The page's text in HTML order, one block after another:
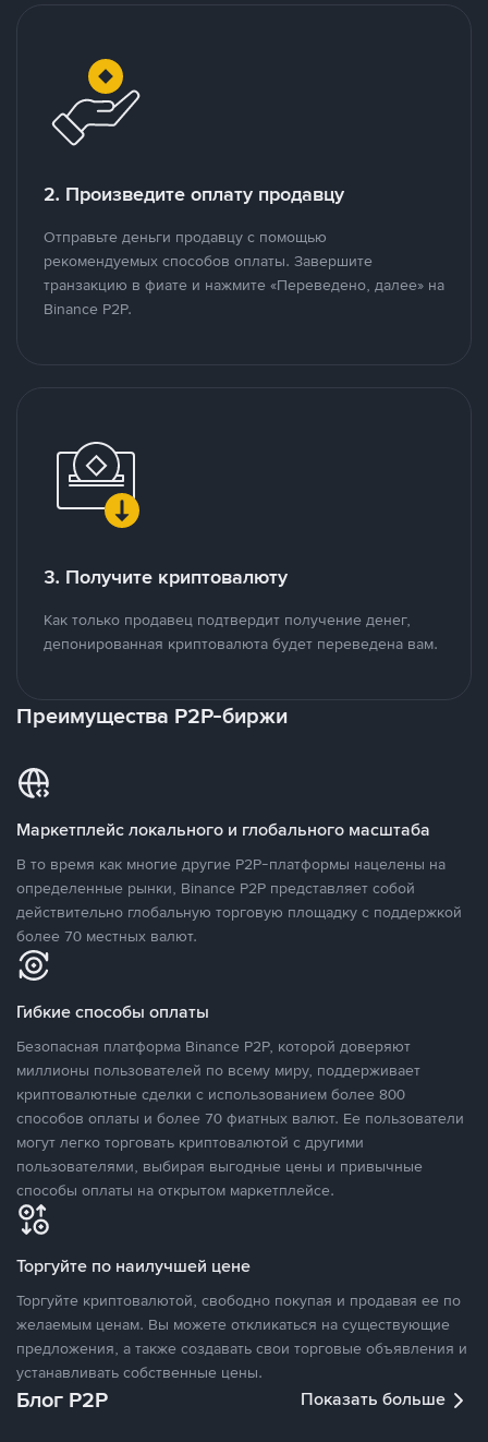
2. Произведите оплату продавцу
Отправьте деньги продавцу с помощью
рекомендуемых способов оплаты. Завершите
транзакцию в фиате и нажмите «Переведено, далее» на
Binance P2P.
3. Получите криптовалюту
Как только продавец подтвердит получение денег,
депонированная криптовалюта будет переведена вам.
Преимущества P2P-биржи
Маркетплейс локального и глобального масштаба
В то время как многие другие P2P-платформы нацелены на
определенные рынки, Binance P2P представляет собой
действительно глобальную торговую площадку с поддержкой
более 70 местных валют.
Гибкие способы оплаты
Безопасная платформа Binance P2P, которой доверяют
миллионы пользователей по всему миру, поддерживает
криптовалютные сделки с использованием более 800
способов оплаты и более 70 фиатных валют. Ее пользователи
могут легко торговать криптовалютой с другими
пользователями, выбирая выгодные цены и привычные
способы оплаты на открытом маркетплейсе.
Торгуйте по наилучшей цене
Торгуйте криптовалютой, свободно покупая и продавая ее по
желаемым ценам. Вы можете откликаться на существующие
предложения, а также создавать свои торговые объявления и
устанавливать собственные цены.
Блог P2P Показать больше